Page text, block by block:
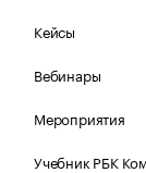
Кейсы
Вебинары
Мероприятия
Учебник РБК